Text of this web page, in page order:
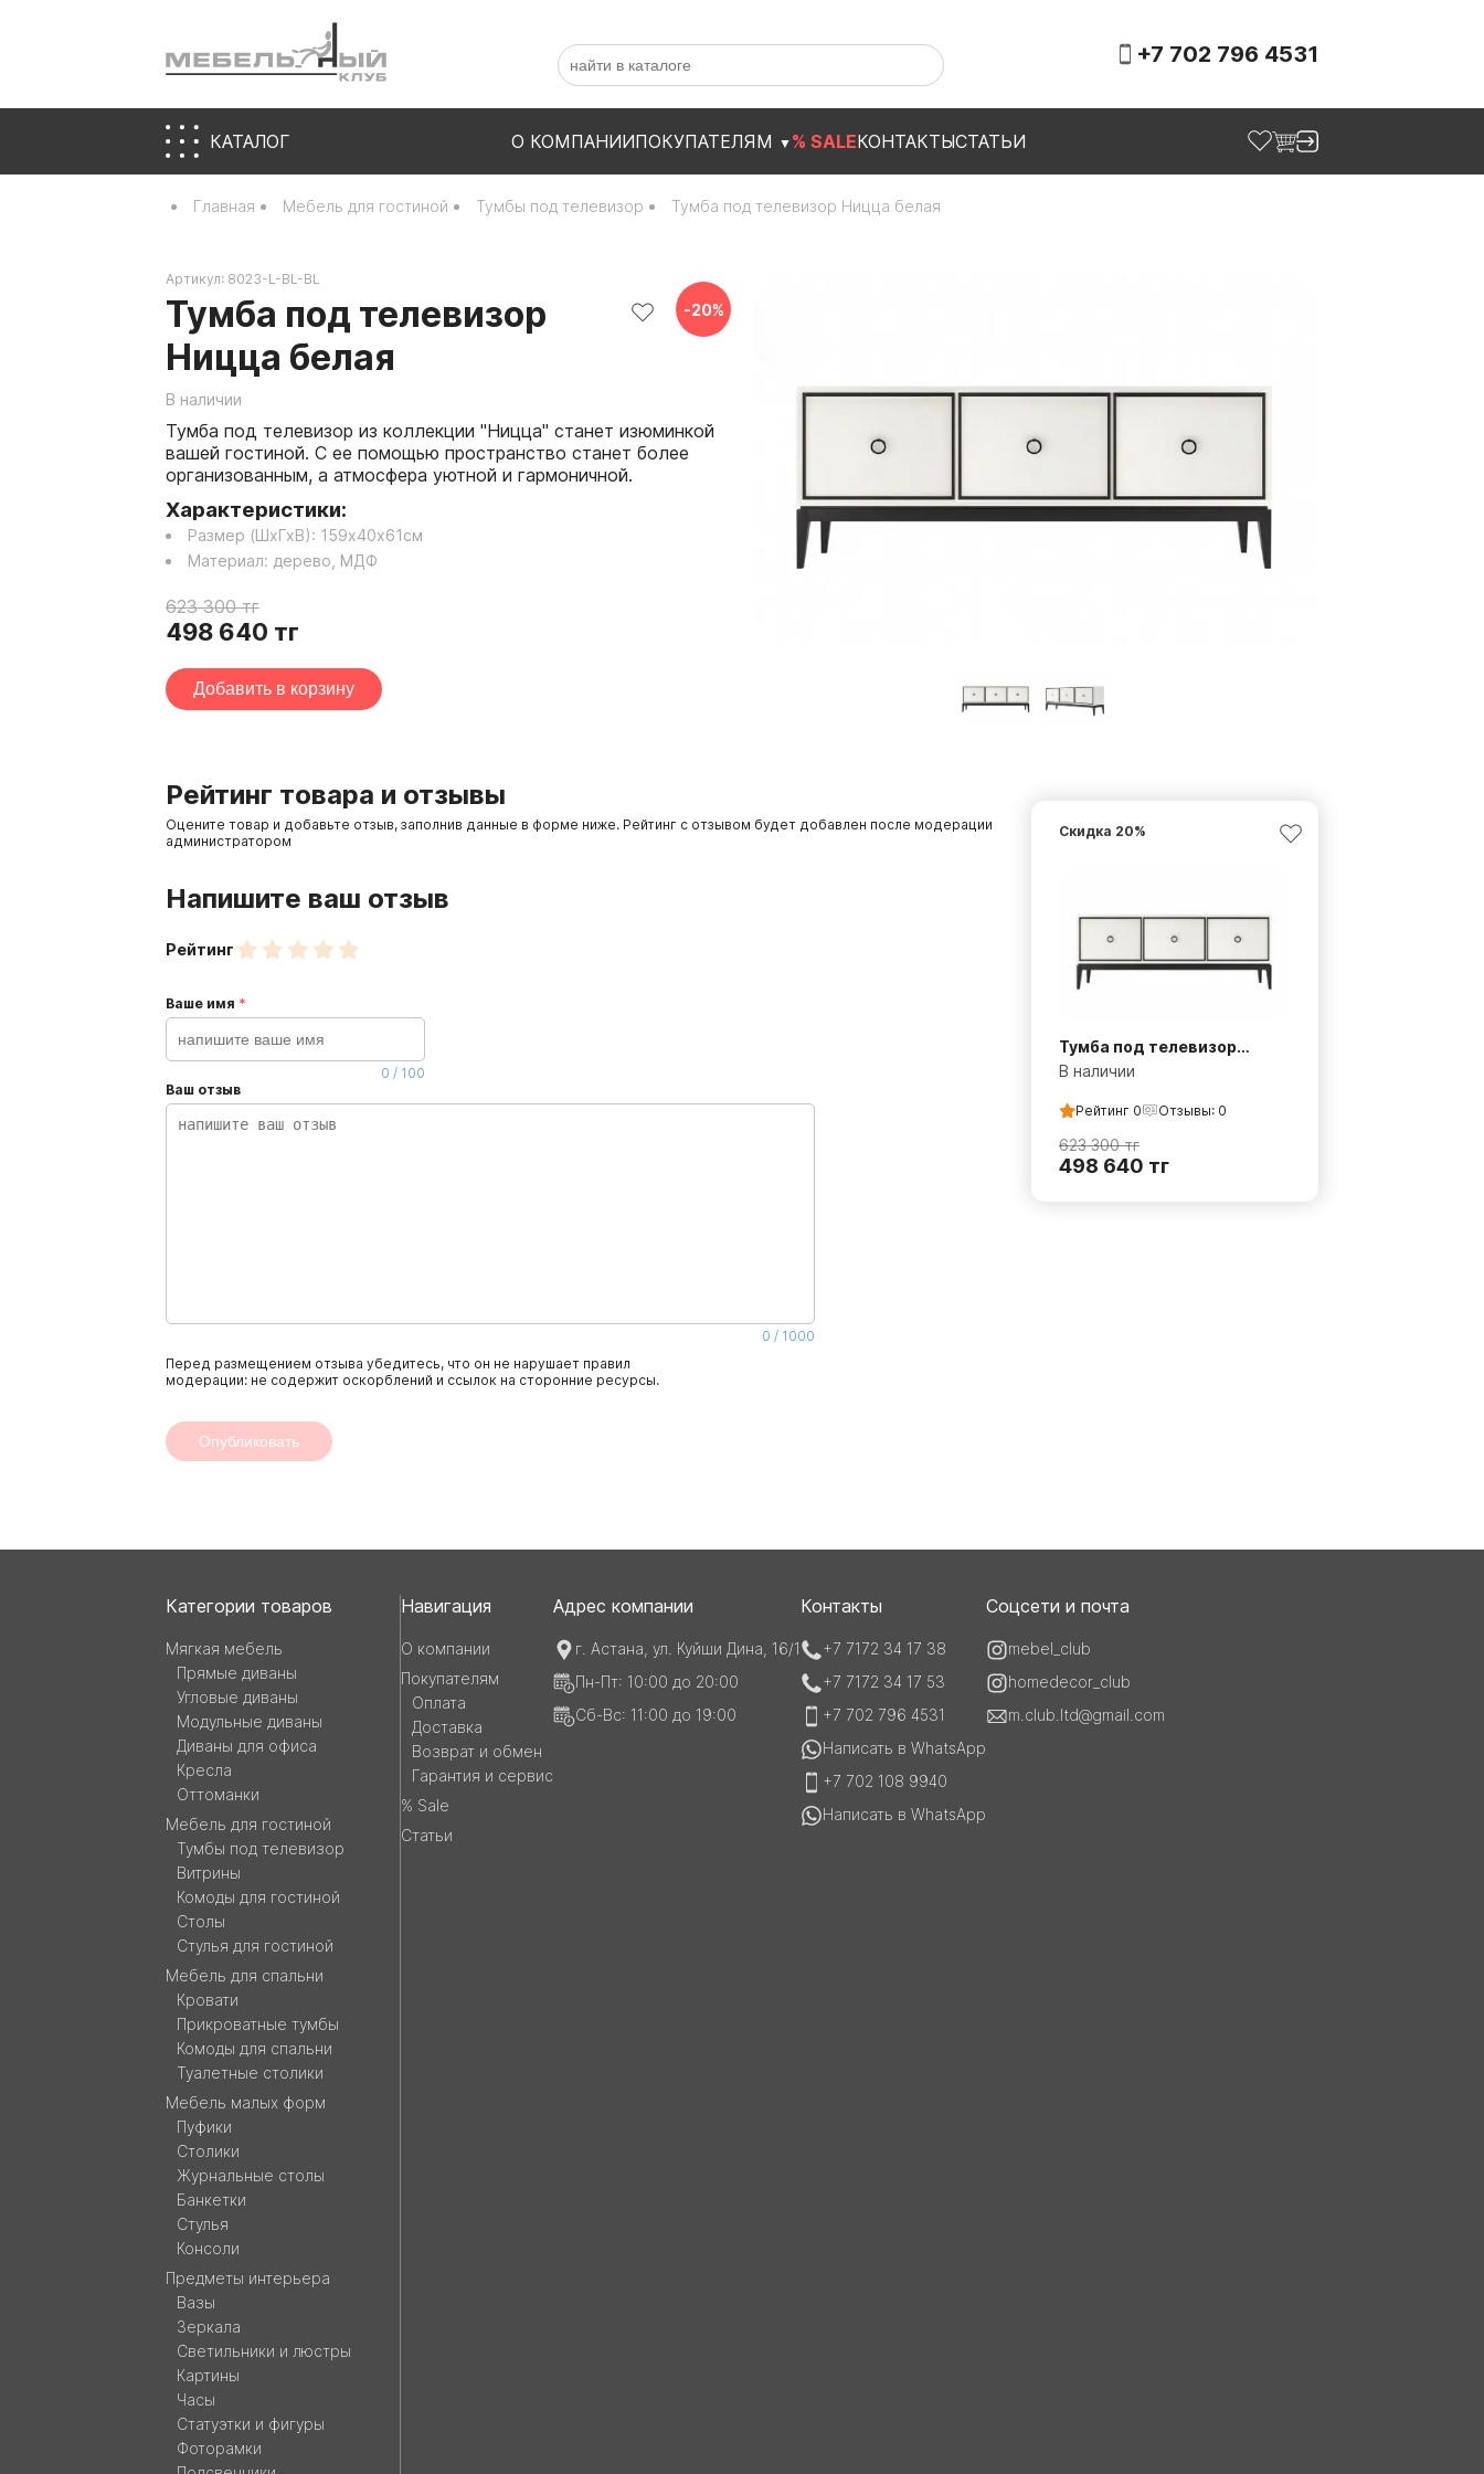
+7 702 796 4531
КАТАЛОГ О КОМПАНИИПОКУПАТЕЛЯМ ▼ % SALEКОНТАКТЫСТАТЬИ
Главная Мебель для гостиной Тумбы под телевизор Тумба под телевизор Ницца белая
Тумба под телевизор
Ницца белая
В наличии
Тумба под телевизор из коллекции "Ницца" станет изюминкой
вашей гостиной. С ее помощью пространство станет более
организованным, а атмосфера уютной и гармоничной.
-20%
Характеристики:
Размер (ШхГхВ): 159х40х61см
Материал: дерево, МДФ
623 300тг
498 640 тг
Добавить в корзину
Артикул: 8023-L-BL-BL
Рейтинг товара и отзывы
Оцените товар и добавьте отзыв, заполнив данные в форме ниже. Рейтинг с отзывом будет добавлен после модерации
администратором
Напишите ваш отзыв
Рейтинг
Ваше имя *
0 / 100
Ваш отзыв
0 / 1000
Перед размещением отзыва убедитесь, что он не нарушает правил
модерации: не содержит оскорблений и ссылок на сторонние ресурсы.
Опубликовать
Тумба под телевизор
Ницца белая
Скидка 20%
В наличии
Рейтинг 0 Отзывы: 0
623 300тг
498 640 тг
Навигация
и
контакты
Категории товаров
Мягкая мебель
Прямые диваны
Угловые диваны
Модульные диваны
Диваны для офиса
Кресла
Оттоманки
Мебель для гостиной
Тумбы под телевизор
Витрины
Комоды для гостиной
Столы
Стулья для гостиной
Мебель для спальни
Кровати
Прикроватные тумбы
Комоды для спальни
Туалетные столики
Мебель малых форм
Пуфики
Столики
Журнальные столы
Банкетки
Стулья
Консоли
Предметы интерьера
Вазы
Зеркала
Светильники и люстры
Картины
Часы
Статуэтки и фигуры
Фоторамки
Навигация
О компании
Покупателям
Оплата
Доставка
Возврат и обмен
Гарантия и сервис
% Sale
Статьи
Адрес компании
г. Астана, ул. Куйши Дина, 16/1
Пн-Пт: 10:00 до 20:00
Сб-Вс: 11:00 до 19:00
Контакты
+7 7172 34 17 38
+7 7172 34 17 53
+7 702 796 4531
Написать в WhatsApp
+7 702 108 9940
Написать в WhatsApp
Соцсети и почта
mebel_club
homedecor_club
m.club.ltd@gmail.com